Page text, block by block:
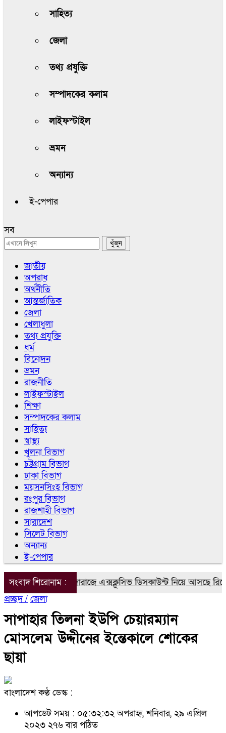
সাহিত্য
জেলা
তথ্য প্রযুক্তি
সম্পাদকের কলাম
লাইফস্টাইল
ভ্রমন
অন্যান্য
ই-পেপার
সব
জাতীয়
অপরাধ
অর্থনীতি
আন্তর্জাতিক
জেলা
খেলাধুলা
তথ্য প্রযুক্তি
ধর্ম
বিনোদন
ভ্রমন
রাজনীতি
লাইফস্টাইল
শিক্ষা
সম্পাদকের কলাম
সাহিত্য
স্বাস্থ্য
খুলনা বিভাগ
চট্টগ্রাম বিভাগ
ঢাকা বিভাগ
ময়সনসিংহ বিভাগ
রংপুর বিভাগ
রাজশাহী বিভাগ
সারাদেশ
সিলেট বিভাগ
অন্যান্য
ই-পেপার
সংবাদ শিরোনাম :জন্য দারাজে এক্সক্লুসিভ ডিসকাউন্ট নিয়ে আসছে
প্রচ্ছদ / জেলা
সাপাহার তিলনা ইউপি চেয়ারম্যান
মোসলেম উদ্দীনের ইন্তেকালে শোকের
ছায়া
বাংলাদেশ কণ্ঠ ডেস্ক :
আপডেট সময় : ০৫:৩২:৩২ অপরাহ্ন, শনিবার, ২৯ এপ্রিল
২০২৩ ২৭৬ বার পঠিত